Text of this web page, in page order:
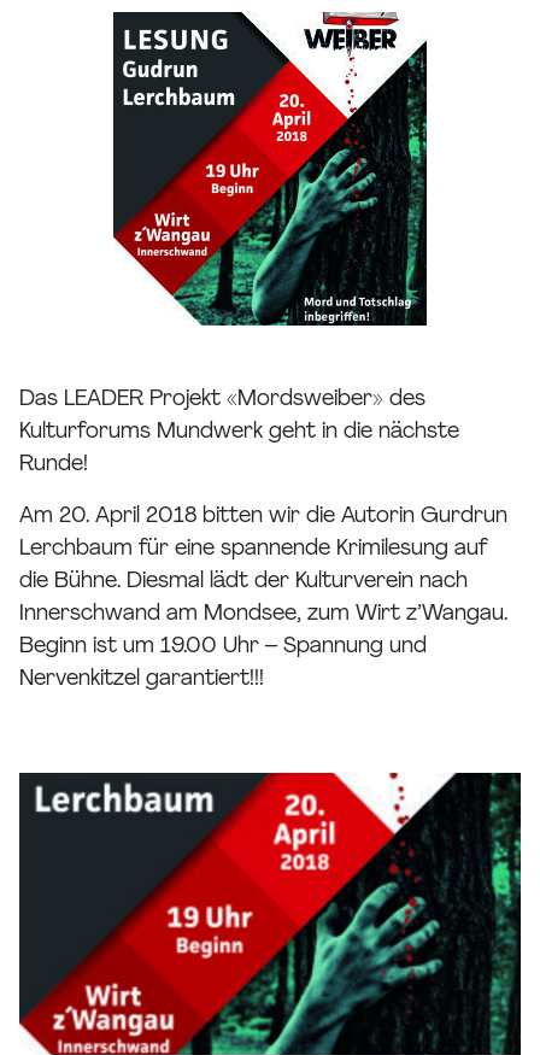
Das LEADER Projekt «Mordsweiber» des
Kulturforums Mundwerk geht in die nächste
Runde!
Am 20. April 2018 bitten wir die Autorin Gurdrun
Lerchbaum für eine spannende Krimilesung auf
die Bühne. Diesmal lädt der Kulturverein nach
Innerschwand am Mondsee, zum Wirt z’Wangau.
Beginn ist um 19.00 Uhr – Spannung und
Nervenkitzel garantiert!!!